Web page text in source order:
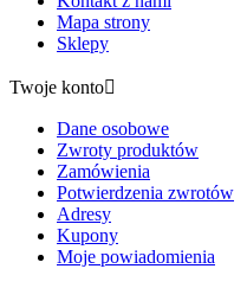
Mapa strony
Sklepy
Twoje konto
Dane osobowe
Zwroty produktów
Zamówienia
Potwierdzenia zwrotów
Adresy
Kupony
Moje powiadomienia